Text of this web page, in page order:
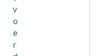
v
o
e
r